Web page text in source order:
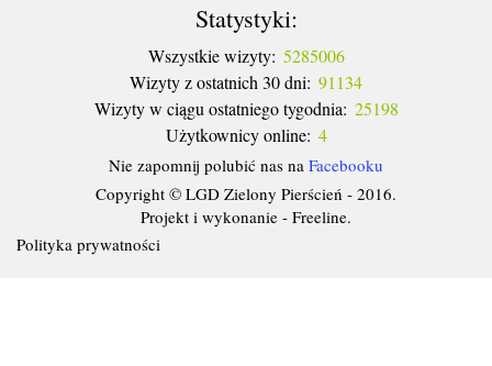
Statystyki:
Wszystkie wizyty: 5285006
Wizyty z ostatnich 30 dni: 91134
Wizyty w ciągu ostatniego tygodnia: 25198
Użytkownicy online: 4
Nie zapomnij polubić nas na Facebooku
Copyright © LGD Zielony Pierścień - 2016.
Projekt i wykonanie - Freeline.
Polityka prywatności